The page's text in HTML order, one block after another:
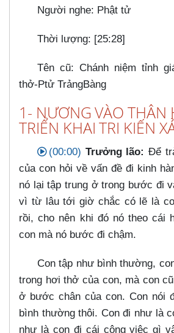
Người nghe: Phật tử
Thời lượng: [25:28]
Tên cũ: Chánh niệm tỉnh
thở-Ptử TrảngBàng
1- NƯƠNG VÀO THÂN
TRIỂN KHAI TRI KIẾN
(00:00) Trưởng lão: Để
của con hỏi về vấn đề đi kinh
nó lại tập trung ở trong bước đi
vì từ lâu tới giờ chắc có lẽ là
rồi, cho nên khi đó nó theo cái
con mà nó bước đi chậm.
Con tập như bình thường,
trong hơi thở của con, mà con
ở bước chân của con. Con nói
bình thường thôi. Con đi như là
như là con đi cái công việc gì